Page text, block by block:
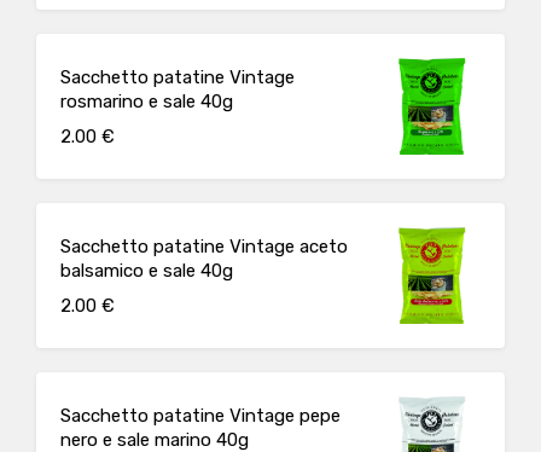
Sacchetto patatine Vintage
rosmarino e sale 40g
2.00 €
Sacchetto patatine Vintage aceto
balsamico e sale 40g
2.00 €
Sacchetto patatine Vintage pepe
nero e sale marino 40g